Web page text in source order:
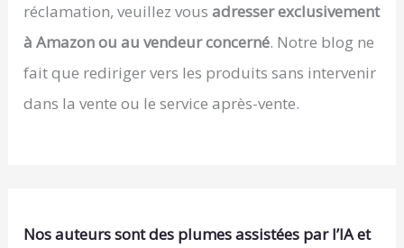
réclamation, veuillez vousadresser exclusivement
à Amazon ou au vendeur concerné. Notre blog ne
fait que rediriger vers les produits sans intervenir
dans la vente ou le service après-vente.
Nos auteurs sont des plumes assistées par l’IA et